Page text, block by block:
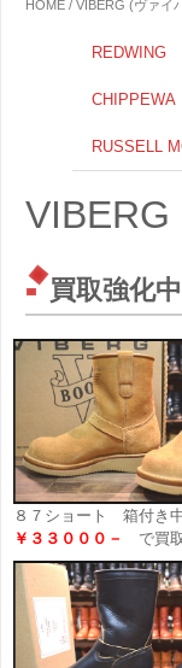
HOME / VIBERG (ヴァイ
REDWING
CHIPPEWA
RUSSELL
買取強化中
８７ショート 箱付き
￥３３０００－
で買取